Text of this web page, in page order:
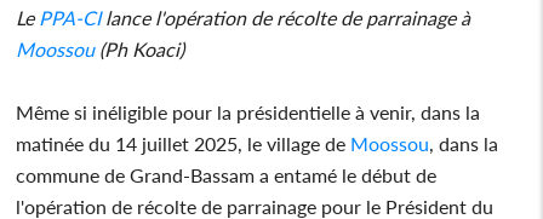
Le PPA-CIlance l'opération de récolte de parrainage à
Moossou(Ph Koaci)
Même si inéligible pour la présidentielle à venir, dans la
matinée du 14 juillet 2025, le village de Moossou , dans la
commune de Grand-Bassam a entamé le début de
l'opération de récolte de parrainage pour le Président du